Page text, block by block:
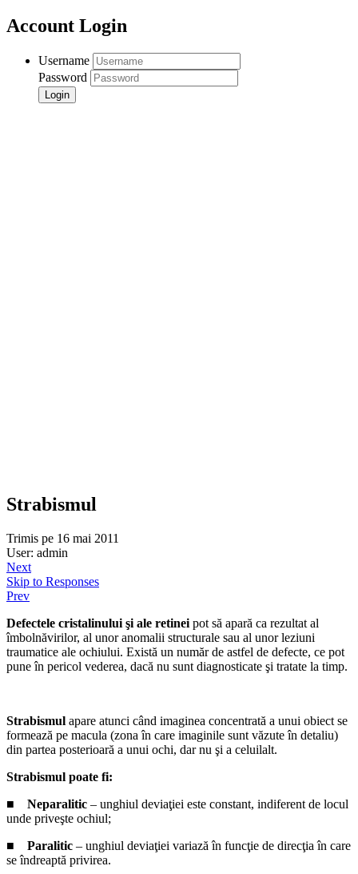
Account Login
Username
Password
Strabismul
Trimis pe 16 mai 2011
User: admin
Next
Skip to Responses
Prev
Defectele cristalinului şi ale retinei pot să apară ca rezultat al
îmbolnăvirilor, al unor anomalii structurale sau al unor leziuni
traumatice ale ochiului. Există un număr de astfel de defecte, ce pot
pune în pericol vederea, dacă nu sunt diagnosticate şi tratate la timp.
Strabismul apare atunci când imaginea concentrată a unui obiect se
formează pe macula (zona în care imaginile sunt văzute în detaliu)
din partea posterioară a unui ochi, dar nu şi a celuilalt.
Strabismul poate fi:
■ Neparalitic – unghiul deviaţiei este constant, indiferent de locul
unde priveşte ochiul;
■ Paralitic – unghiul deviaţiei variază în funcţie de direcţia în care
se îndreaptă privirea.